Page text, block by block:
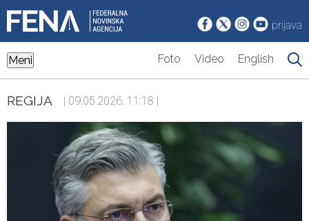
prijava
Meni Foto Video English
REGIJA | 09.05.2026. 11:18 |